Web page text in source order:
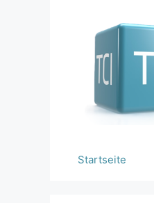
Startseite